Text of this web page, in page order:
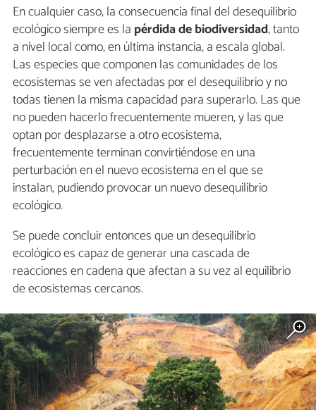
En cualquier caso, la consecuencia final del desequilibrio
ecológico siempre es la pérdida de biodiversidad, tanto
a nivel local como, en última instancia, a escala global.
Las especies que componen las comunidades de los
ecosistemas se ven afectadas por el desequilibrio y no
todas tienen la misma capacidad para superarlo. Las que
no pueden hacerlo frecuentemente mueren, y las que
optan por desplazarse a otro ecosistema,
frecuentemente terminan convirtiéndose en una
perturbación en el nuevo ecosistema en el que se
instalan, pudiendo provocar un nuevo desequilibrio
ecológico.
Se puede concluir entonces que un desequilibrio
ecológico es capaz de generar una cascada de
reacciones en cadena que afectan a su vez al equilibrio
de ecosistemas cercanos.